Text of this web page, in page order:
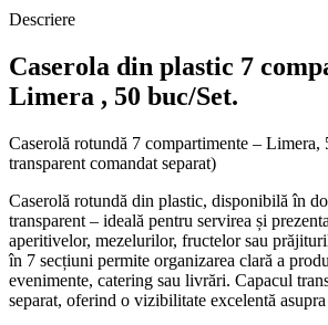
Descriere
Caserola din plastic 7
Limera , 50 buc/Set.
Caserolă rotundă 7 compartimente – Limera,
transparent comandat separat)
Caserolă rotundă din plastic, disponibilă în
transparent – ideală pentru servirea și
aperitivelor, mezelurilor, fructelor sau
în 7 secțiuni permite organizarea clară a
evenimente, catering sau livrări. Capacul
separat, oferind o vizibilitate excelentă